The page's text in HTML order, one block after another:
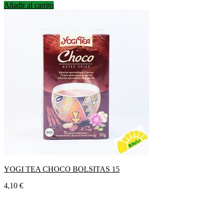
Añadir al carrito
YOGI TEA CHOCO BOLSITAS 15
Precio
4,10 €